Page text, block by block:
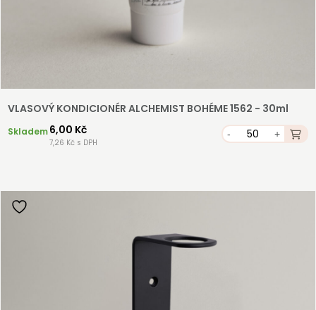
VLASOVÝ KONDICIONÉR ALCHEMIST BOHÉME 1562 - 30ml
Skladem6,00 Kč
7,26 Kč s DPH
- +